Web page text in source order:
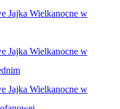
Jajka Wielkanocne w
Jajka Wielkanocne w
Jajka Wielkanocne w